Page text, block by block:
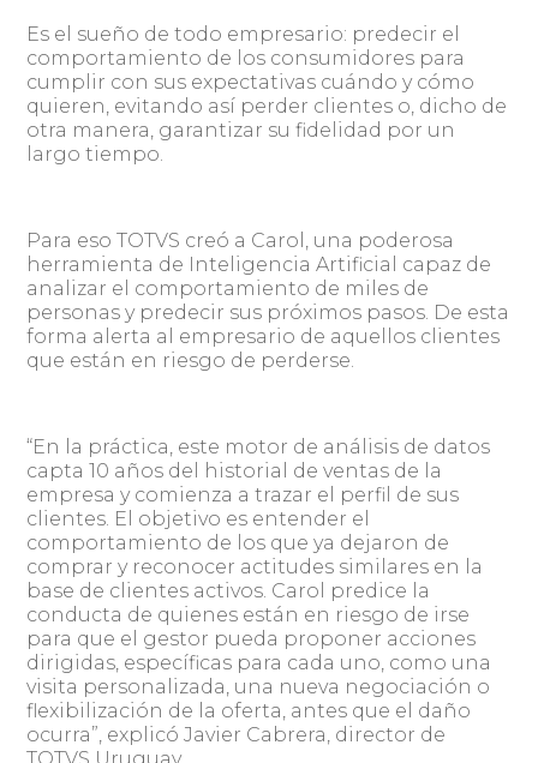
Es el sueño de todo empresario: predecir el
comportamiento de los consumidores para
cumplir con sus expectativas cuándo y cómo
quieren, evitando así perder clientes o, dicho de
otra manera, garantizar su fidelidad por un
largo tiempo.
Para eso TOTVS creó a Carol, una poderosa
herramienta de Inteligencia Artificial capaz de
analizar el comportamiento de miles de
personas y predecir sus próximos pasos. De esta
forma alerta al empresario de aquellos clientes
que están en riesgo de perderse.
“En la práctica, este motor de análisis de datos
capta 10 años del historial de ventas de la
empresa y comienza a trazar el perfil de sus
clientes. El objetivo es entender el
comportamiento de los que ya dejaron de
comprar y reconocer actitudes similares en la
base de clientes activos. Carol predice la
conducta de quienes están en riesgo de irse
para que el gestor pueda proponer acciones
dirigidas, específicas para cada uno, como una
visita personalizada, una nueva negociación o
flexibilización de la oferta, antes que el daño
ocurra”, explicó Javier Cabrera, director de